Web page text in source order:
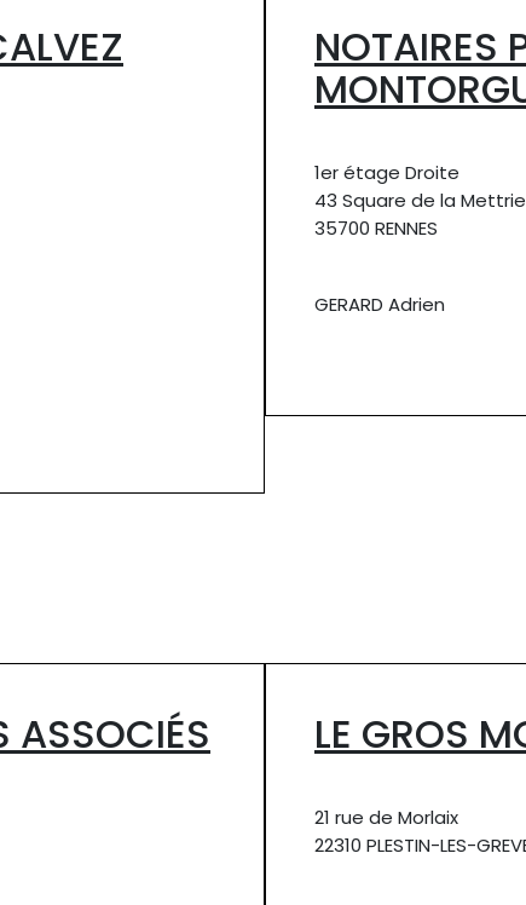
NOTAIRES
1er étage Droite
43 Square de la Mettrie
35700 RENNES
GERARD Adrien
ASSOCIÉS LE GROS
21 rue de Morlaix
22310 PLESTIN-LES-